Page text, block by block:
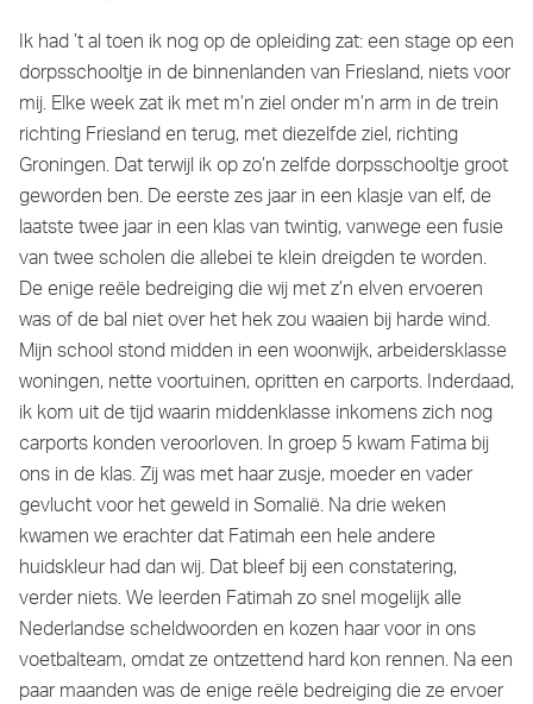
Ik had ’t al toen ik nog op de opleiding zat: een stage op een
dorpsschooltje in de binnenlanden van Friesland, niets voor
mij. Elke week zat ik met m’n ziel onder m’n arm in de trein
richting Friesland en terug, met diezelfde ziel, richting
Groningen. Dat terwijl ik op zo’n zelfde dorpsschooltje groot
geworden ben. De eerste zes jaar in een klasje van elf, de
laatste twee jaar in een klas van twintig, vanwege een fusie
van twee scholen die allebei te klein dreigden te worden.
De enige reële bedreiging die wij met z’n elven ervoeren
was of de bal niet over het hek zou waaien bij harde wind.
Mijn school stond midden in een woonwijk, arbeidersklasse
woningen, nette voortuinen, opritten en carports. Inderdaad,
ik kom uit de tijd waarin middenklasse inkomens zich nog
carports konden veroorloven. In groep 5 kwam Fatima bij
ons in de klas. Zij was met haar zusje, moeder en vader
gevlucht voor het geweld in Somalië. Na drie weken
kwamen we erachter dat Fatimah een hele andere
huidskleur had dan wij. Dat bleef bij een constatering,
verder niets. We leerden Fatimah zo snel mogelijk alle
Nederlandse scheldwoorden en kozen haar voor in ons
voetbalteam, omdat ze ontzettend hard kon rennen. Na een
paar maanden was de enige reële bedreiging die ze ervoer